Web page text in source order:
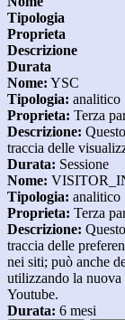
Tipologia
Proprieta
Descrizione
Durata
Nome: YSC
Tipologia: analitico
Proprieta: Terza
Descrizione:
traccia delle
Durata: Sessione
Nome:
Tipologia: analitico
Proprieta: Terza
Descrizione:
traccia delle
nei siti; può anche
utilizzando la
Youtube.
Durata: 6 mesi